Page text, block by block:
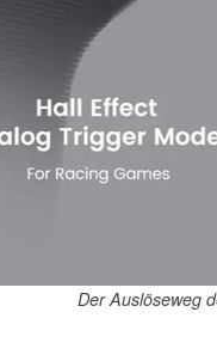
Der Auslöseweg